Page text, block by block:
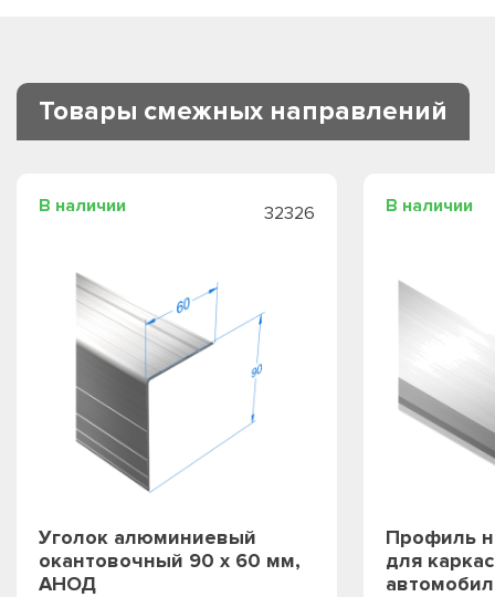
Товары смежных направлений
В наличии 32326
Уголок алюминиевый
окантовочный 90 х 60 мм,
АНОД
В наличии
Профиль
для